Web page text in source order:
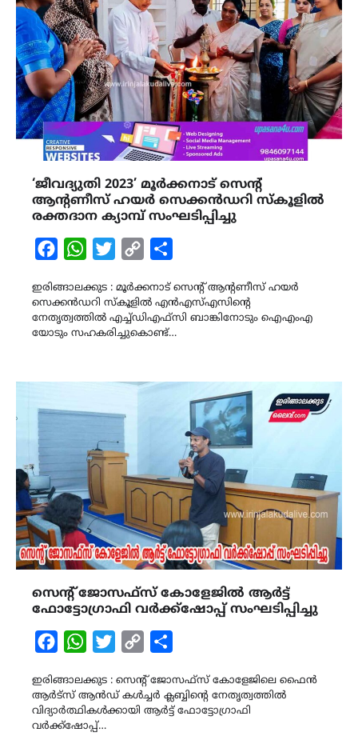
‘ജീവദ്യുതി 2023’ മൂർക്കനാട് സെന്‍റ്
ആന്‍റണീസ് ഹയർ സെക്കൻഡറി സ്കൂളിൽ
രക്തദാന ക്യാമ്പ് സംഘടിപ്പിച്ചു
FacebookWhatsAppTwitterCopy
ഇരിങ്ങാലക്കുട : മൂർക്കനാട് സെന്‍റ് ആന്‍റണീസ് ഹയർ
സെക്കൻഡറി സ്കൂളിൽ എൻഎസ്എസിന്‍റെ
നേതൃത്വത്തിൽ എച്ച്ഡിഎഫ്സി ബാങ്കിനോടും ഐഎംഎ
യോടും സഹകരിച്ചുകൊണ്ട്…
സെന്റ് ജോസഫ്സ് കോളേജിൽ ആർട്ട്
ഫോട്ടോഗ്രാഫി വർക്ക്ഷോപ്പ് സംഘടിപ്പിച്ചു
FacebookWhatsAppTwitterCopy
ഇരിങ്ങാലക്കുട : സെന്റ് ജോസഫ്സ് കോളേജിലെ ഫൈൻ
ആർട്സ് ആൻഡ് കൾച്ചർ ക്ലബ്ബിന്റെ നേതൃത്വത്തിൽ
വിദ്യാർത്ഥികൾക്കായി ആർട്ട് ഫോട്ടോഗ്രാഫി
വർക്ക്ഷോപ്പ്…